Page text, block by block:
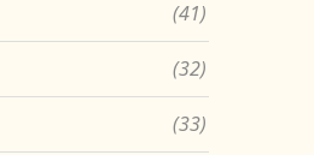
(41)
(32)
(33)